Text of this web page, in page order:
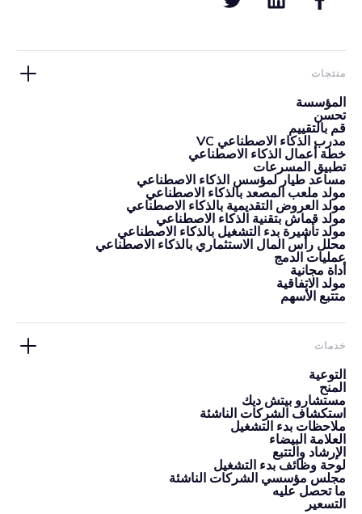
منتجات
المؤسسة
تحسن
قم بالتقييم
مدرب الذكاء الاصطناعي VC
خطة أعمال الذكاء الاصطناعي
تطبيق المسرعات
مساعد طيار لمؤسس الذكاء الاصطناعي
مولد ملعب المصعد بالذكاء الاصطناعي
مولد العروض التقديمية بالذكاء الاصطناعي
مولد قماش بتقنية الذكاء الاصطناعي
مولد تأشيرة بدء التشغيل بالذكاء الاصطناعي
محلل رأس المال الاستثماري بالذكاء الاصطناعي
عمليات الدمج
أداة مجانية
مولد الاتفاقية
متتبع الأسهم
خدمات
التوعية
المنح
مستشارو بيتش ديك
استكشاف الشركات الناشئة
ملاحظات بدء التشغيل
العلامة البيضاء
الإرشاد والتتبع
لوحة وظائف بدء التشغيل
مجلس مؤسسي الشركات الناشئة
ما تحصل عليه
التسعير